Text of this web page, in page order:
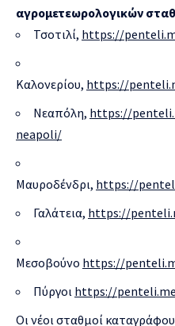
αγρομετεωρολογικών
Τσοτιλί, https://
Καλονερίου, https://
Νεαπόλη, https://
neapoli/
Μαυροδένδρι, https://
Γαλάτεια, https://
Μεσοβούνο https://
Πύργοι https://
Οι νέοι σταθμοί